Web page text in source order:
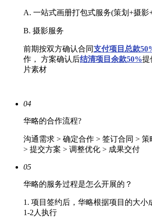
A. 一站式画册打包式服务(策划+摄影
B. 摄影服务
前期按双方确认合同支付项目总款
作， 方案确认后结清项目余款50%提
片素材
04
华略的合作流程?
沟通需求 > 确定合作 > 签订合同 >
> 提交方案 > 调整优化 > 成果交付
05
华略的服务过程是怎么开展的？
1. 项目签约后，华略根据项目的大小
1-2人执行